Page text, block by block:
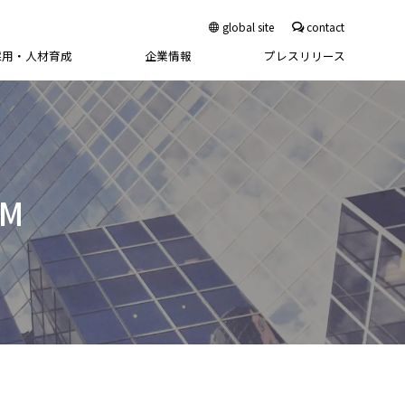
global site contact
動
動
事業主行動計画(次世代育成支
援)
事業主行動計画(女性活躍)
人権尊重の取り組み
ト構造物補修工法
ト構造物補強工法
ェット工法
ライン)工法
なおしタル工法
リハビリ工法
Sto乾式吹付工法
FORCAトウグリット工法
FORCAトウメッシュ・シート工
MMジョイントDS型工法
PAジョイント工法
スプレイヤーAS5Ⅱ
スプレイヤーAS10
製品に関するお問い合わせ
FAQ
・人材育成
育
メント
入
福利厚生・育成制度
国内インターンシップ
海外インターンシップ
地域貢献
企業情報
資格・免許
沿革
近年の受賞・表彰・事業採択
一般事業主行動計画
安全衛生計画
アクセス
プレスリリース
ス